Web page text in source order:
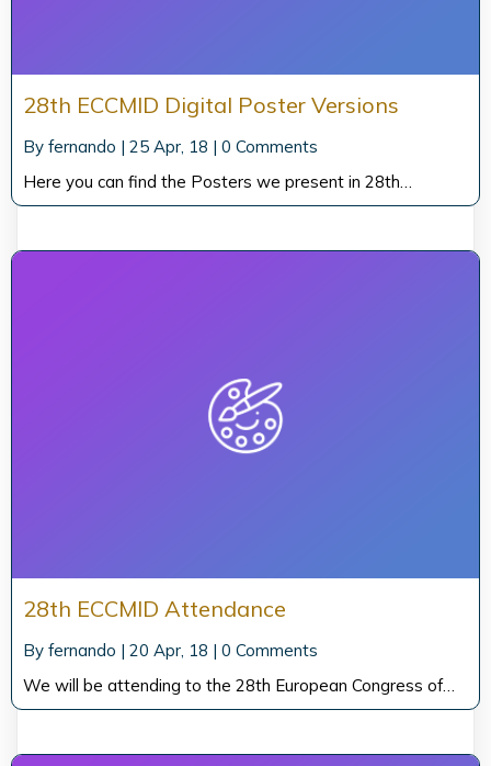
28th ECCMID Digital Poster Versions
By fernando | 25 Apr, 18 | 0 Comments
Here you can find the Posters we present in 28th…
28th ECCMID Attendance
By fernando | 20 Apr, 18 | 0 Comments
We will be attending to the 28th European Congress of…